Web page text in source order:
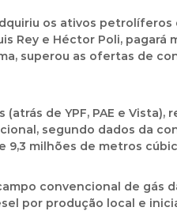
os ativos petrolíferos
e Héctor Poli, pagará
superou as ofertas de
de YPF, PAE e Vista),
segundo dados da
9,3 milhões de metros
convencional de gás
por produção local e